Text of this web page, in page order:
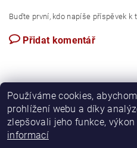
Buďte první, kdo napíše příspěvek k
Přidat komentář
Podmínky ochrany osobních
Obchodní podmínky
Používáme cookies,
prohlížení webu a díky
zlepšovali jeho funkce,
informací